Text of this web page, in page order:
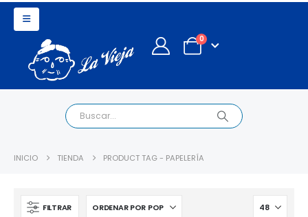
0
INICIO TIENDA PRODUCT TAG - PAPELERÍA
FILTRAR